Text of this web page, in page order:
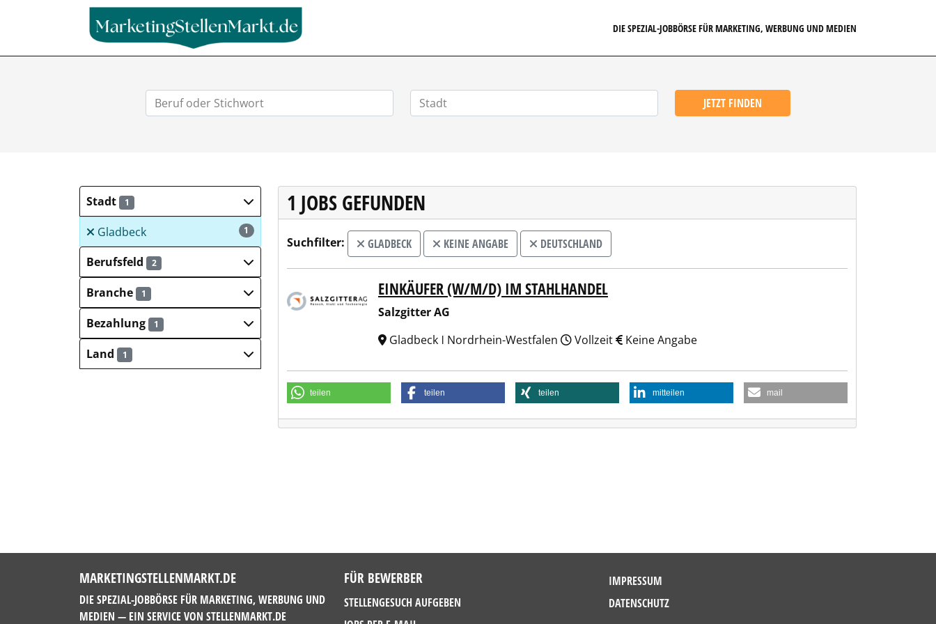
DIE SPEZIAL-JOBBÖRSE FÜR MARKETING, WERBUNG UND MEDIEN
JETZT FINDEN
Stadt 1
1
Gladbeck
Berufsfeld
2
Branche 1
Bezahlung 1
Land 1
1 JOBS GEFUNDEN
Suchfilter: GLADBECK KEINE ANGABE DEUTSCHLAND
EINKÄUFER (W/M/D) IM STAHLHANDEL
Salzgitter AG
Gladbeck ǀ Nordrhein-Westfalen
Vollzeit Keine Angabe
teilen teilen teilen mitteilen mail
MARKETINGSTELLENMARKT.DE
DIE SPEZIAL-JOBBÖRSE FÜR MARKETING, WERBUNG UND
MEDIEN — EIN SERVICE VON STELLENMARKT.DE
FÜR BEWERBER
STELLENGESUCH AUFGEBEN
IMPRESSUM
DATENSCHUTZ